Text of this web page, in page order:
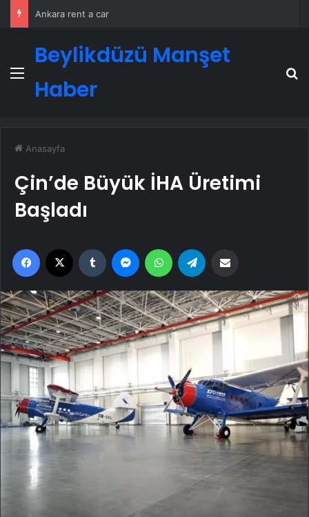
Ankara rent a car
Menü
Beylikdüzü Manşet
Haber
Anasayfa
Çin’de Büyük İHA Üretimi
Başladı
Facebook Tumblr MessengerWhatsApp